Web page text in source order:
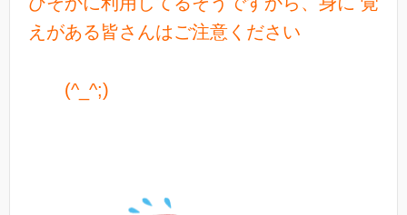
えがある皆さんはご注意ください
(^_^;)